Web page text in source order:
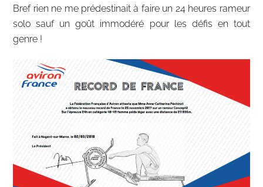
Bref rien ne me prédestinait à faire un 24 heures rameur
solo sauf un goût immodéré pour les défis en tout
genre !